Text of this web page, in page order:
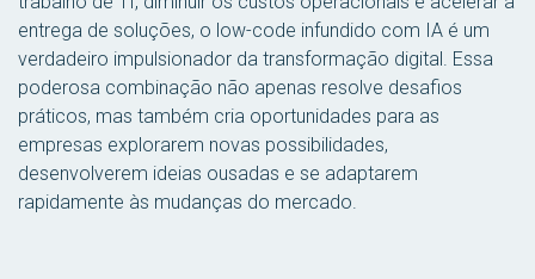
entrega de soluções, o low-code infundido com IA é um
verdadeiro impulsionador da transformação digital. Essa
poderosa combinação não apenas resolve desafios
práticos, mas também cria oportunidades para as
empresas explorarem novas possibilidades,
desenvolverem ideias ousadas e se adaptarem
rapidamente às mudanças do mercado.